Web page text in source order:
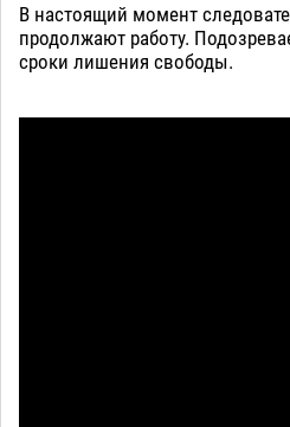
В настоящий момент
продолжают работу.
сроки лишения свободы.